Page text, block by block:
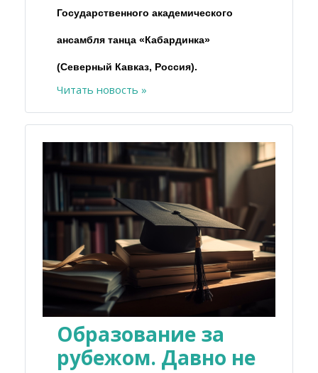
Государственного академического
ансамбля танца «Кабардинка»
(Северный Кавказ, Россия).
Читать новость »
Образование за
рубежом. Давно не